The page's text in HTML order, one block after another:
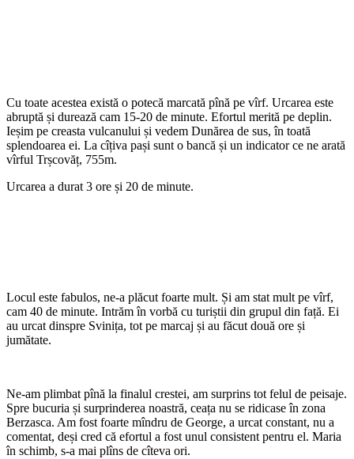
Cu toate acestea există o potecă marcată pînă pe vîrf. Urcarea este
abruptă și durează cam 15-20 de minute. Efortul merită pe deplin.
Ieșim pe creasta vulcanului și vedem Dunărea de sus, în toată
splendoarea ei. La cîțiva pași sunt o bancă și un indicator ce ne arată
vîrful Trșcovăț, 755m.
Urcarea a durat 3 ore și 20 de minute.
Locul este fabulos, ne-a plăcut foarte mult. Și am stat mult pe vîrf,
cam 40 de minute. Intrăm în vorbă cu turiștii din grupul din față. Ei
au urcat dinspre Svinița, tot pe marcaj și au făcut două ore și
jumătate.
Ne-am plimbat pînă la finalul crestei, am surprins tot felul de peisaje.
Spre bucuria și surprinderea noastră, ceața nu se ridicase în zona
Berzasca. Am fost foarte mîndru de George, a urcat constant, nu a
comentat, deși cred că efortul a fost unul consistent pentru el. Maria
în schimb, s-a mai plîns de cîteva ori.